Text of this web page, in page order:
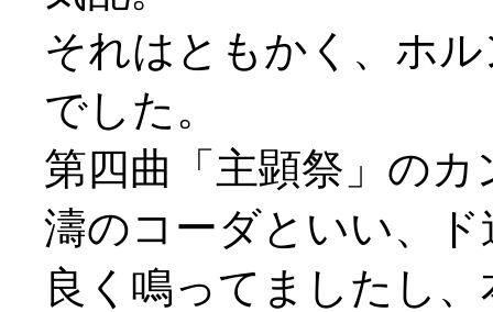
それはともかく、ホ
でした。
第四曲「主顕祭」の
濤のコーダといい、
良く鳴ってましたし